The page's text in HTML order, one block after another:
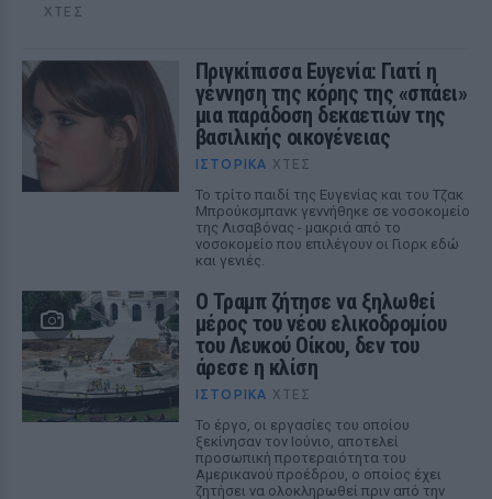
ΧΤΕΣ
Πριγκίπισσα Ευγενία: Γιατί η
γέννηση της κόρης της «σπάει»
μια παράδοση δεκαετιών της
βασιλικής οικογένειας
ΙΣΤΟΡΙΚΆ ΧΤΕΣ
Το τρίτο παιδί της Ευγενίας και του Τζακ
Μπρούκσμπανκ γεννήθηκε σε νοσοκομείο
της Λισαβόνας - μακριά από το
νοσοκομείο που επιλέγουν οι Γιορκ εδώ
και γενιές.
Ο Τραμπ ζήτησε να ξηλωθεί
μέρος του νέου ελικοδρομίου
του Λευκού Οίκου, δεν του
άρεσε η κλίση
ΙΣΤΟΡΙΚΆ ΧΤΕΣ
Το έργο, οι εργασίες του οποίου
ξεκίνησαν τον Ιούνιο, αποτελεί
προσωπική προτεραιότητα του
Αμερικανού προέδρου, ο οποίος έχει
ζητήσει να ολοκληρωθεί πριν από την